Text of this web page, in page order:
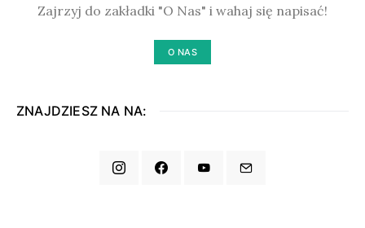
Zajrzyj do zakładki "O Nas" i wahaj się napisać!
O NAS
ZNAJDZIESZ NA NA: